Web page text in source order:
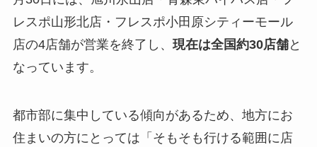
レスポ山形北店・フレスポ小田原シティーモール
店の4店舗が営業を終了し、 現在は全国約30店舗と
なっています。
都市部に集中している傾向があるため、地方にお
住まいの方にとっては「そもそも行ける範囲に店